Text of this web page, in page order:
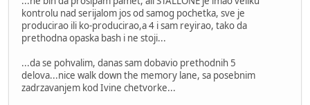
kontrolu nad serijalom jos od samog pochetka, sve je
producirao ili ko-producirao,a 4 i sam reyirao, tako da
prethodna opaska bash i ne stoji...
...da se pohvalim, danas sam dobavio prethodnih 5
delova...nice walk down the memory lane, sa posebnim
zadrzavanjem kod Ivine chetvorke...